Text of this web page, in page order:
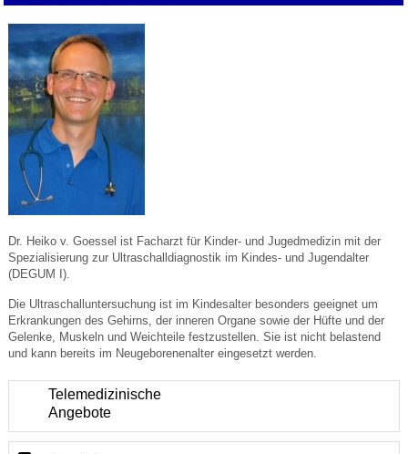
Dr. Heiko v. Goessel ist Facharzt für Kinder- und Jugedmedizin mit der
Spezialisierung zur Ultraschalldiagnostik im Kindes- und Jugendalter
(DEGUM I).
Die Ultraschalluntersuchung ist im Kindesalter besonders geeignet um
Erkrankungen des Gehirns, der inneren Organe sowie der Hüfte und der
Gelenke, Muskeln und Weichteile festzustellen. Sie ist nicht belastend
und kann bereits im Neugeborenenalter eingesetzt werden.
Telemedizinische
Angebote